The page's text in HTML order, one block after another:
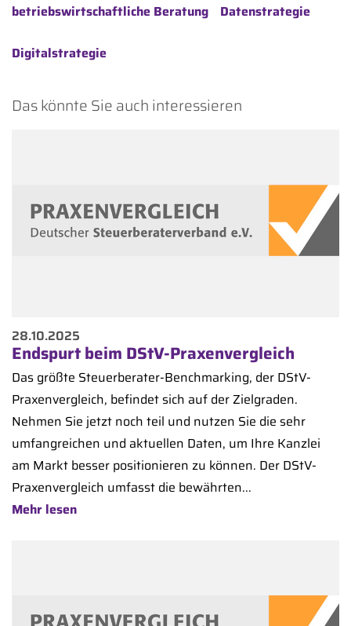
betriebswirtschaftliche Beratung Datenstrategie
Digitalstrategie
Das könnte Sie auch interessieren
28.10.2025
Endspurt beim DStV-Praxenvergleich
Das größte Steuerberater-Benchmarking, der DStV-
Praxenvergleich, befindet sich auf der Zielgraden.
Nehmen Sie jetzt noch teil und nutzen Sie die sehr
umfangreichen und aktuellen Daten, um Ihre Kanzlei
am Markt besser positionieren zu können. Der DStV-
Praxenvergleich umfasst die bewährten...
Mehr lesen